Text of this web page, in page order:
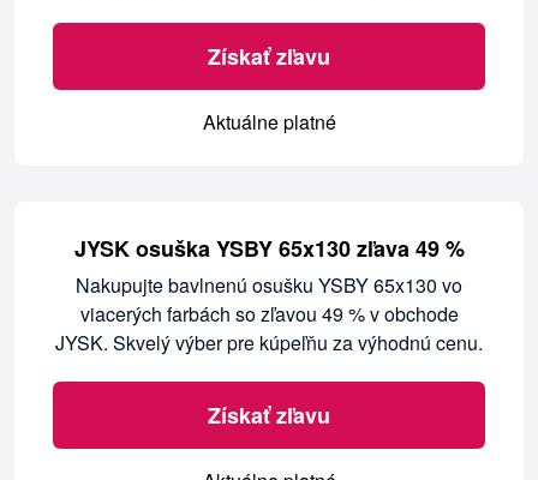
Získať zľavu
Aktuálne platné
JYSK osuška YSBY 65x130 zľava 49 %
Nakupujte bavlnenú osušku YSBY 65x130 vo
viacerých farbách so zľavou 49 % v obchode
JYSK. Skvelý výber pre kúpeľňu za výhodnú cenu.
Získať zľavu